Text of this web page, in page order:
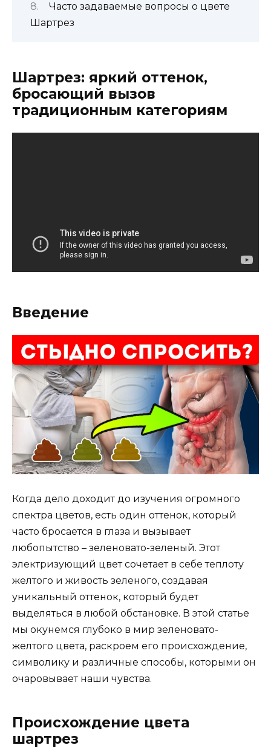
Часто задаваемые вопросы о цвете
Шартрез
Шартрез: яркий оттенок,
бросающий вызов
традиционным категориям
Введение
Когда дело доходит до изучения огромного
спектра цветов, есть один оттенок, который
часто бросается в глаза и вызывает
любопытство – зеленовато-зеленый. Этот
электризующий цвет сочетает в себе теплоту
желтого и живость зеленого, создавая
уникальный оттенок, который будет
выделяться в любой обстановке. В этой статье
мы окунемся глубоко в мир зеленовато-
желтого цвета, раскроем его происхождение,
символику и различные способы, которыми он
очаровывает наши чувства.
Происхождение цвета
шартрез